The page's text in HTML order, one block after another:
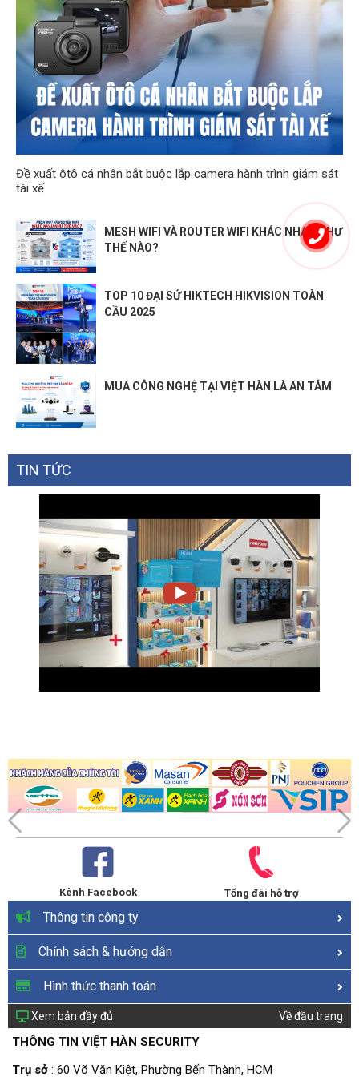
khách WiFi 6
4 Luồng
Nhiều băng thông cho các thiết bị
được kết nối
Working Modes
Chế độ Router
Chế độ Điểm truy cập
HARDWARE
Button
Nút Reset
3 cổng Gigabit
Hỗ trợ WAN/LAN auto-sensing
SOFTWARE
Advanced
Features
• IoT network & Device Isolation
• Static Router Function
Protocols
Service Kits
HomeShield
Parental Controls
Thư viện bộ lọc nội dung chuyên
Thời gian cho gia đình
Giờ đi ngủ
Giờ tắt
Phần thưởng thời gian
Xếp hạng thời gian trực tuyến dành
cho gia đình
Tạm dừng Internet
Báo cáo hàng tuần và hàng tháng
IP Động
Quality of Service
Ưu tiên thiết bị
Cloud Service
ID TP-Link
NAT Forwarding
UPnP
IPTV
IGMP Snooping
Bridge
Tag VLAN
Dành riêng địa chỉ
DDNS
TP-Link
Đề xuất ôtô cá nhân bắt buộc lắp camera hành trình giám sát
tài xế
MESH WIFI VÀ ROUTER WIFI KHÁC NHAU NHƯ
THẾ NÀO?
TOP 10 ĐẠI SỨ HIKTECH HIKVISION TOÀN
CẦU 2025
MUA CÔNG NGHỆ TẠI VIỆT HÀN LÀ AN TÂM
TIN TỨC
Kênh Facebook Tổng đài hỗ trợ
Thông tin công ty
Chính sách & hướng dẫn
Hình thức thanh toán
Xem bản đầy đủ Về đầu trang
THÔNG TIN VIỆT HÀN SECURITY
Trụ sở : 60 Võ Văn Kiệt, Phường Bến Thành, HCM